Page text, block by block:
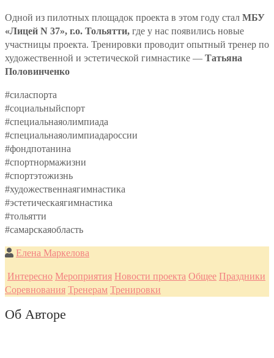
Одной из пилотных площадок проекта в этом году стал МБУ
«Лицей N 37», г.о. Тольятти, где у нас появились новые
участницы проекта. Тренировки проводит опытный тренер по
художественной и эстетической гимнастике — Татьяна
Половинченко
#силаспорта
#социальныйспорт
#специальнаяолимпиада
#специальнаяолимпиадароссии
#фондпотанина
#спортнормажизни
#спортэтожизнь
#художественнаягимнастика
#эстетическаягимнастика
#тольятти
#самарскаяобласть
Елена Маркелова
Интересно Мероприятия Новости проекта Общее Праздники
Соревнования Тренерам Тренировки
Об Авторе